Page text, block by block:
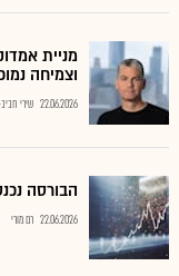
וצמיחה
22.06.2026 שירי
הבורסה
22.06.2026 רם מורי